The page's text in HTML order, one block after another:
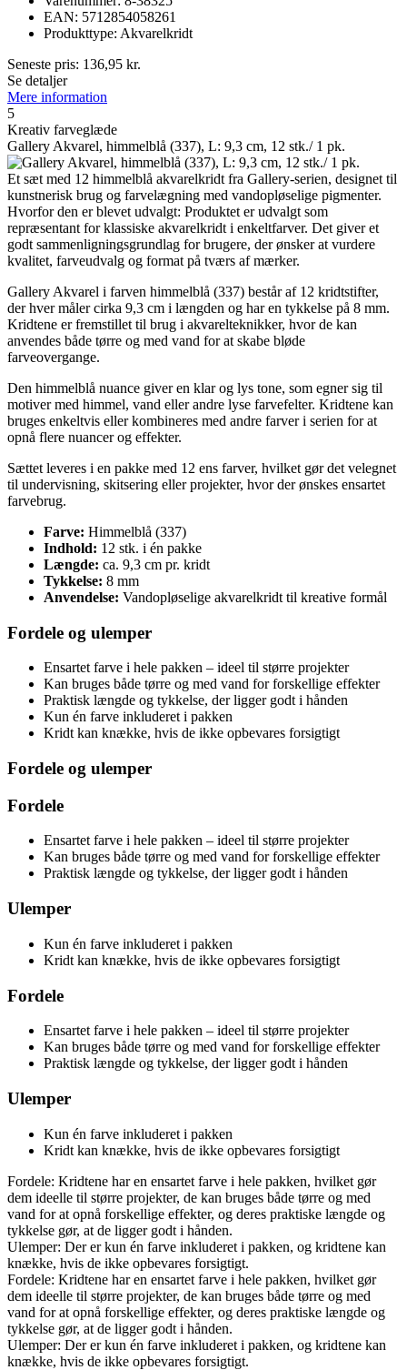
EAN: 5712854058261
Produkttype: Akvarelkridt
Seneste pris: 136,95 kr.
Se detaljer
Mere information
5
Kreativ farveglæde
Gallery Akvarel, himmelblå (337), L: 9,3 cm, 12 stk./ 1 pk.
Et sæt med 12 himmelblå akvarelkridt fra Gallery-serien, designet til
kunstnerisk brug og farvelægning med vandopløselige pigmenter.
Hvorfor den er blevet udvalgt: Produktet er udvalgt som
repræsentant for klassiske akvarelkridt i enkeltfarver. Det giver et
godt sammenligningsgrundlag for brugere, der ønsker at vurdere
kvalitet, farveudvalg og format på tværs af mærker.
Gallery Akvarel i farven himmelblå (337) består af 12 kridtstifter,
der hver måler cirka 9,3 cm i længden og har en tykkelse på 8 mm.
Kridtene er fremstillet til brug i akvarelteknikker, hvor de kan
anvendes både tørre og med vand for at skabe bløde
farveovergange.
Den himmelblå nuance giver en klar og lys tone, som egner sig til
motiver med himmel, vand eller andre lyse farvefelter. Kridtene kan
bruges enkeltvis eller kombineres med andre farver i serien for at
opnå flere nuancer og effekter.
Sættet leveres i en pakke med 12 ens farver, hvilket gør det velegnet
til undervisning, skitsering eller projekter, hvor der ønskes ensartet
farvebrug.
Farve: Himmelblå (337)
Indhold: 12 stk. i én pakke
Længde: ca. 9,3 cm pr. kridt
Tykkelse: 8 mm
Anvendelse: Vandopløselige akvarelkridt til kreative formål
Fordele og ulemper
Ensartet farve i hele pakken – ideel til større projekter
Kan bruges både tørre og med vand for forskellige effekter
Praktisk længde og tykkelse, der ligger godt i hånden
Kun én farve inkluderet i pakken
Kridt kan knække, hvis de ikke opbevares forsigtigt
Fordele og ulemper
Fordele
Ensartet farve i hele pakken – ideel til større projekter
Kan bruges både tørre og med vand for forskellige effekter
Praktisk længde og tykkelse, der ligger godt i hånden
Ulemper
Kun én farve inkluderet i pakken
Kridt kan knække, hvis de ikke opbevares forsigtigt
Fordele
Ensartet farve i hele pakken – ideel til større projekter
Kan bruges både tørre og med vand for forskellige effekter
Praktisk længde og tykkelse, der ligger godt i hånden
Ulemper
Kun én farve inkluderet i pakken
Kridt kan knække, hvis de ikke opbevares forsigtigt
Fordele: Kridtene har en ensartet farve i hele pakken, hvilket gør
dem ideelle til større projekter, de kan bruges både tørre og med
vand for at opnå forskellige effekter, og deres praktiske længde og
tykkelse gør, at de ligger godt i hånden.
Ulemper: Der er kun én farve inkluderet i pakken, og kridtene kan
knække, hvis de ikke opbevares forsigtigt.
Fordele: Kridtene har en ensartet farve i hele pakken, hvilket gør
dem ideelle til større projekter, de kan bruges både tørre og med
vand for at opnå forskellige effekter, og deres praktiske længde og
tykkelse gør, at de ligger godt i hånden.
Ulemper: Der er kun én farve inkluderet i pakken, og kridtene kan
knække, hvis de ikke opbevares forsigtigt.